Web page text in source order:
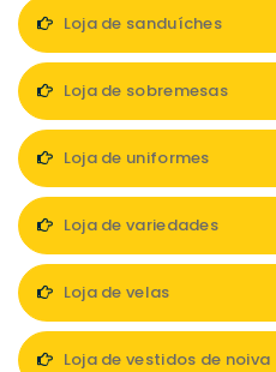
Loja de sanduíches
Loja de sobremesas
Loja de uniformes
Loja de variedades
Loja de velas
Loja de vestidos de noiva